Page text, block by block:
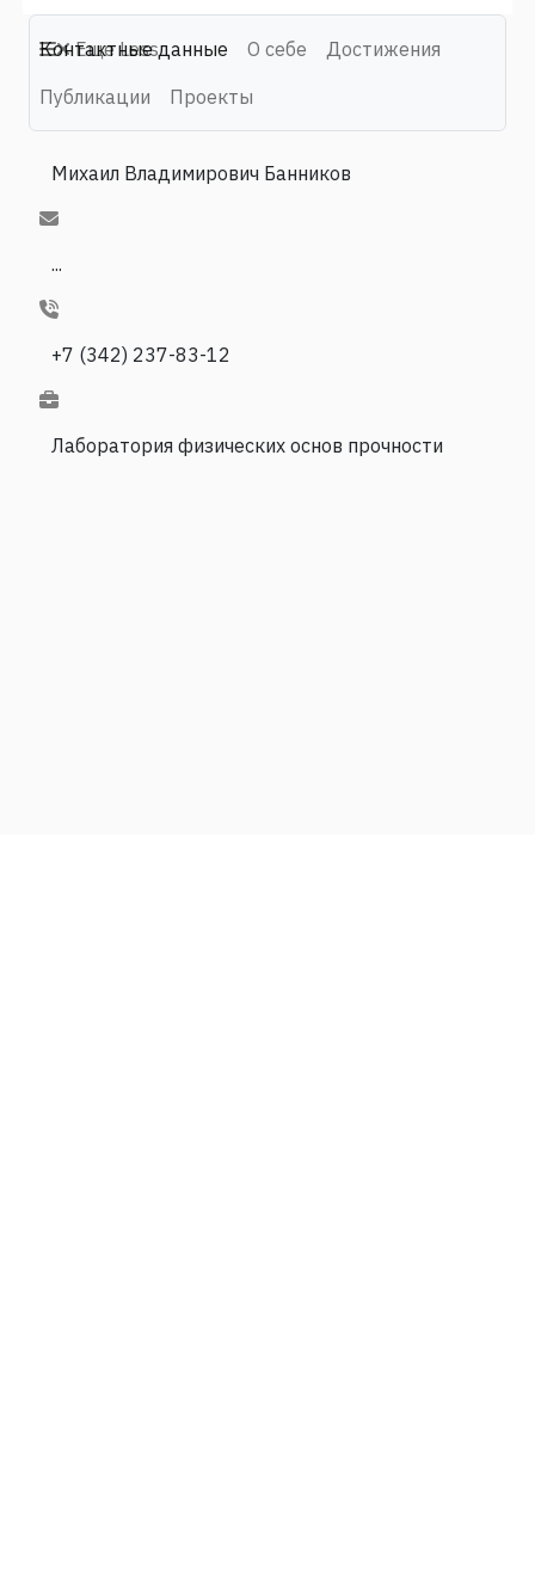
Контактные данные О себе
Достижения
Публикации
Проекты
Еще Less
Михаил Владимирович Банников
...
+7 (342) 237-83-12
Лаборатория физических основ прочности